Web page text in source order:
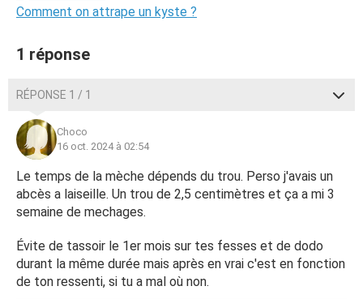
Comment on attrape un kyste ?
1 réponse
RÉPONSE 1 / 1
Choco
16 oct. 2024 à 02:54
Le temps de la mèche dépends du trou. Perso j'avais un
abcès a laiseille. Un trou de 2,5 centimètres et ça a mi 3
semaine de mechages.
Évite de tassoir le 1er mois sur tes fesses et de dodo
durant la même durée mais après en vrai c'est en fonction
de ton ressenti, si tu a mal où non.